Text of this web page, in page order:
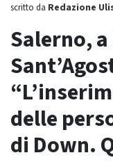
scritto da Redazione
Salerno,
delle
di Down.